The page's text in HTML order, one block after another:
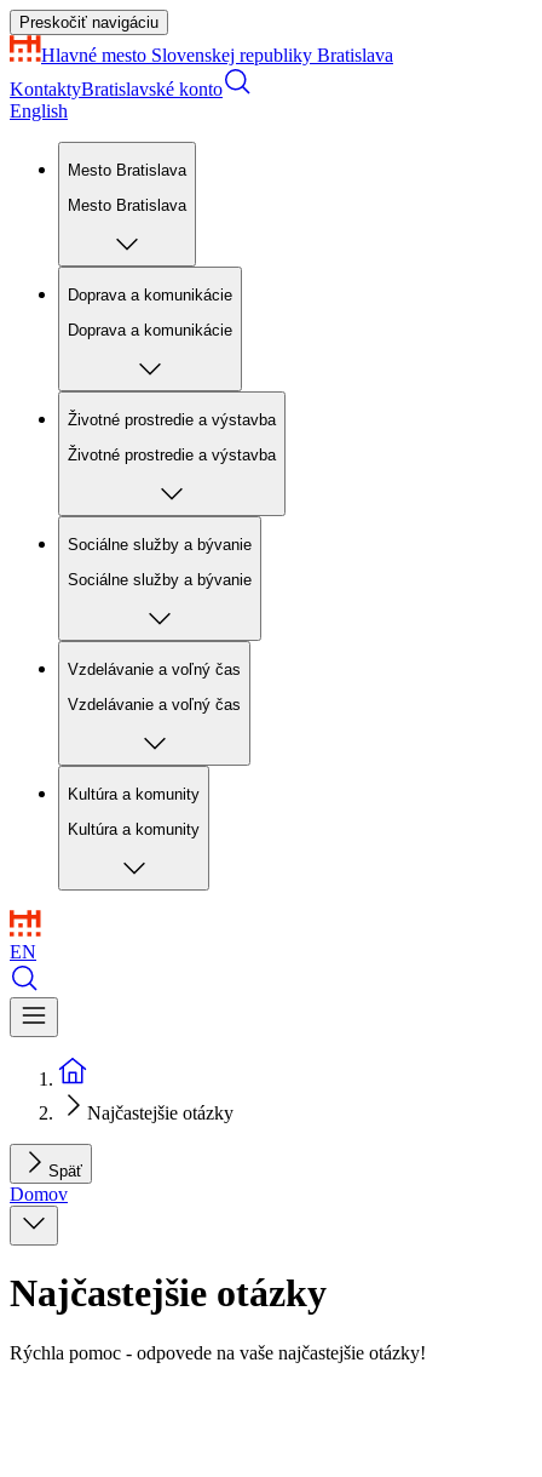
Preskočiť navigáciu
Hlavné mesto Slovenskej republiky Bratislava
KontaktyBratislavské konto
English
Mesto Bratislava
Mesto Bratislava
Doprava a komunikácie
Doprava a komunikácie
Životné prostredie a výstavba
Životné prostredie a výstavba
Sociálne služby a bývanie
Sociálne služby a bývanie
Vzdelávanie a voľný čas
Vzdelávanie a voľný čas
Kultúra a komunity
Kultúra a komunity
EN
Najčastejšie otázky
Späť
Domov
Najčastejšie otázky
Rýchla pomoc - odpovede na vaše najčastejšie otázky!